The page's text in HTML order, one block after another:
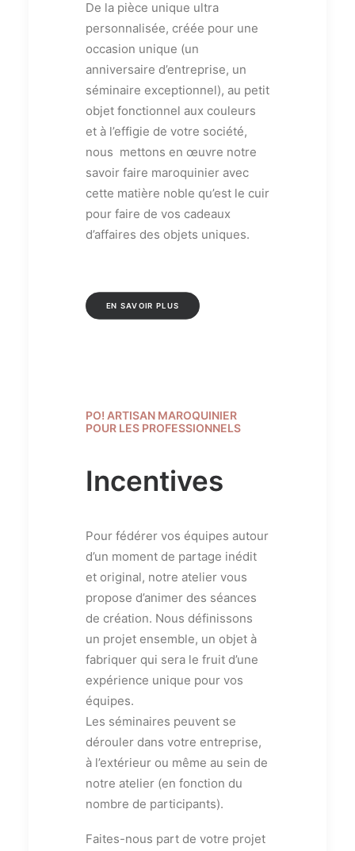
De la pièce unique ultra
personnalisée, créée pour une
occasion unique (un
anniversaire d’entreprise, un
séminaire exceptionnel), au petit
objet fonctionnel aux couleurs
et à l’effigie de votre société,
nous mettons en œuvre notre
savoir faire maroquinier avec
cette matière noble qu’est le cuir
pour faire de vos cadeaux
d’affaires des objets uniques.
EN SAVOIR PLUS
PO! ARTISAN MAROQUINIER
POUR LES PROFESSIONNELS
Incentives
Pour fédérer vos équipes autour
d’un moment de partage inédit
et original, notre atelier vous
propose d’animer des séances
de création. Nous définissons
un projet ensemble, un objet à
fabriquer qui sera le fruit d’une
expérience unique pour vos
équipes.
Les séminaires peuvent se
dérouler dans votre entreprise,
à l’extérieur ou même au sein de
notre atelier (en fonction du
nombre de participants).
Faites-nous part de votre projet